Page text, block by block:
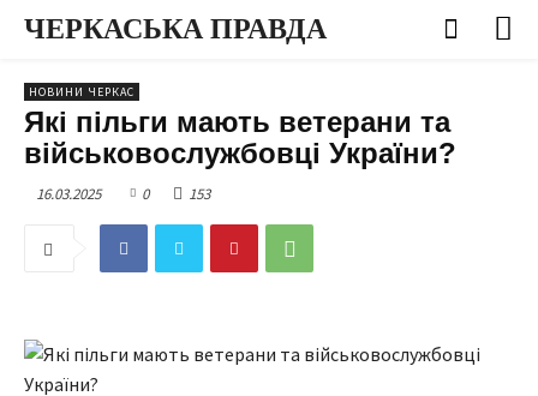
ЧЕРКАСЬКА ПРАВДА
НОВИНИ ЧЕРКАС
Які пільги мають ветерани та
військовослужбовці України?
16.03.2025 0 153